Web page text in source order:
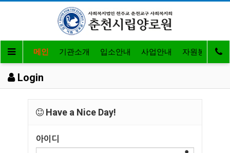
메인 기관소개 입소안내 사업안내 자원봉사 및
Login
Have a Nice Day!
아이디